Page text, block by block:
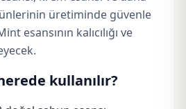
üretiminde güvenle
esansının kalıcılığı ve
kullanılır?